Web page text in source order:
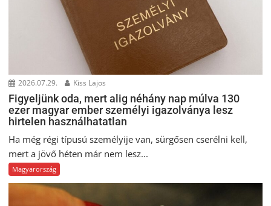
2026.07.29. Kiss Lajos
Figyeljünk oda, mert alig néhány nap múlva 130
ezer magyar ember személyi igazolványa lesz
hirtelen használhatatlan
Ha még régi típusú személyije van, sürgősen cserélni kell,
mert a jövő héten már nem lesz...
Magyarország